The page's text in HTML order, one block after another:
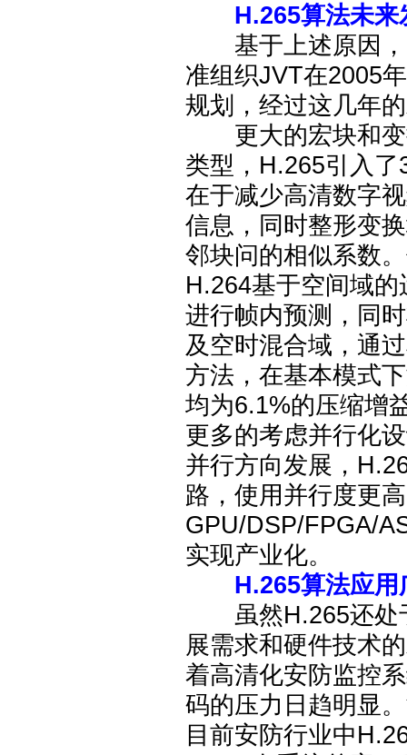
H.265算法未来
基于上述原因，
准组织JVT在2005
规划，经过这几年
更大的宏块和变
类型，H.265引入
在于减少高清数字
信息，同时整形变
邻块问的相似系数
H.264基于空间域
进行帧内预测，同
及空时混合域，通
方法，在基本模式
均为6.1%的压缩增
更多的考虑并行化
并行方向发展，
路，使用并行度更
GPU/DSP/FPGA/
实现产业化。
H.265算法应用
虽然H.265还处
展需求和硬件技术
着高清化安防监控
码的压力日趋明显
目前安防行业中